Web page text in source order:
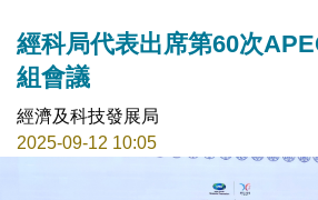
經科局代表出席第60次
組會議
經濟及科技發展局
2025-09-12 10:05